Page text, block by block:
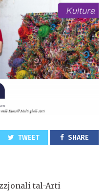
TWEET SHARE
tal-Arti